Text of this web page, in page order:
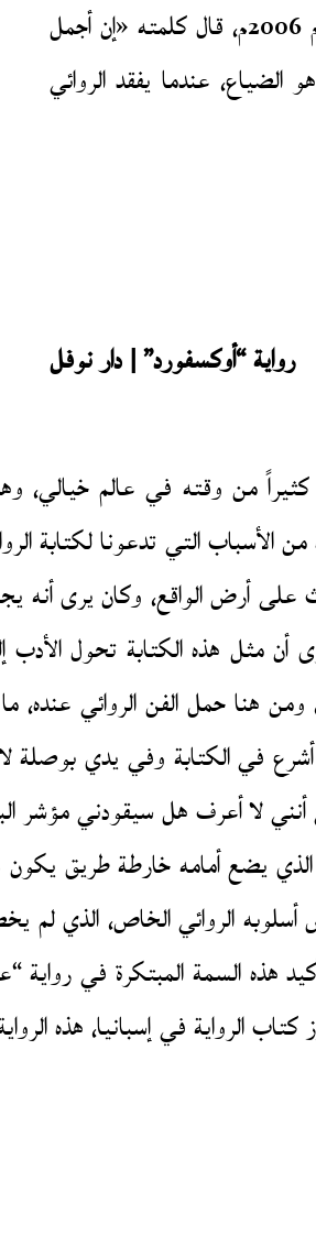
عندما تم اختياره عضواً في الأكاديمية الملكية الإسبانية عام 2006م، قال كلمته «إن أجمل
عندما يفقد الروائي
رواية “أوكسفورد” | دار نوفل
من وقته في عالم خيالي،
الأسباب التي تدعونا لكتابة
أرض الواقع، وكان يرى
أن مثل هذه الكتابة تحول
هنا حمل الفن الروائي
في الكتابة وفي يدي
لا أعرف هل سيقودني
يضع أمامه خارطة طريق
الروائي الخاص، الذي لم
الرواية في إسبانيا، هذه